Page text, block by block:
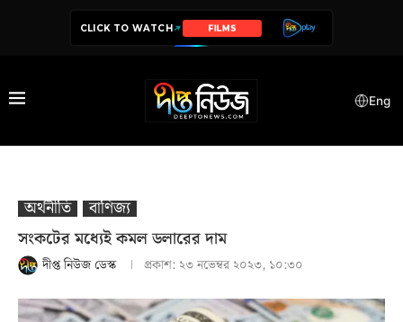
CLICK TO WATCH SERIES
Eng
অর্থনীতি
বাণিজ্য
সংকটের মধ্যেই কমল ডলারের দাম
দীপ্ত নিউজ ডেস্ক প্রকাশ: ২৩ নভেম্বর ২০২৩, ১০:৩০